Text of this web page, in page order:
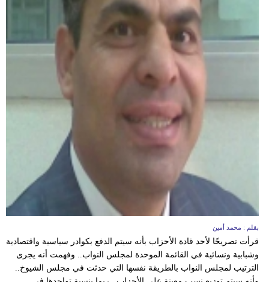
بقلم : محمد أمين
قرأت تصريحًا لأحد قادة الأحزاب بأنه سيتم الدفع بكوادر سياسية واقتصادية
وشبابية ونسائية في القائمة الموحدة لمجلس النواب.. وفهمت أنه يجرى
الترتيب لمجلس النواب بالطريقة نفسها التي حدثت في مجلس الشيوخ..